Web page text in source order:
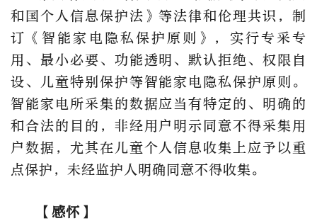
和国个人信息保护法》等法律和伦理共识，制
订《智能家电隐私保护原则》，实行专采专
用、最小必要、功能透明、默认拒绝、权限自
设、儿童特别保护等智能家电隐私保护原则。
智能家电所采集的数据应当有特定的、明确的
和合法的目的，非经用户明示同意不得采集用
户数据，尤其在儿童个人信息收集上应予以重
点保护，未经监护人明确同意不得收集。
【感怀】